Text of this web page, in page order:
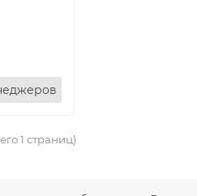
1 страниц)